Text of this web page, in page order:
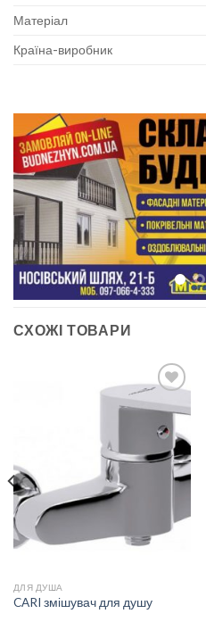
Матеріал
Країна-виробник
СХОЖІ ТОВАРИ
ДОДАТИ
ДО
БАЖАНЬ
ДЛЯ ДУША
CARI змішувач для душу